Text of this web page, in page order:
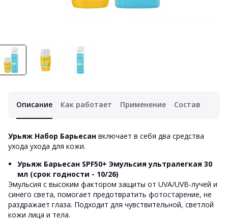
Описание Как работает Применение Состав
Урьяж Набор Барьесан включает в себя два средства
ухода ухода для кожи.
Урьяж Барьесан SPF50+ Эмульсия ультралегкая 30
мл (срок годности - 10/26)
Эмульсия с высоким фактором защиты от UVA/UVB-лучей и
синего света, помогает предотвратить фотостарение, не
раздражает глаза. Подходит для чувствительной, светлой
кожи лица и тела.